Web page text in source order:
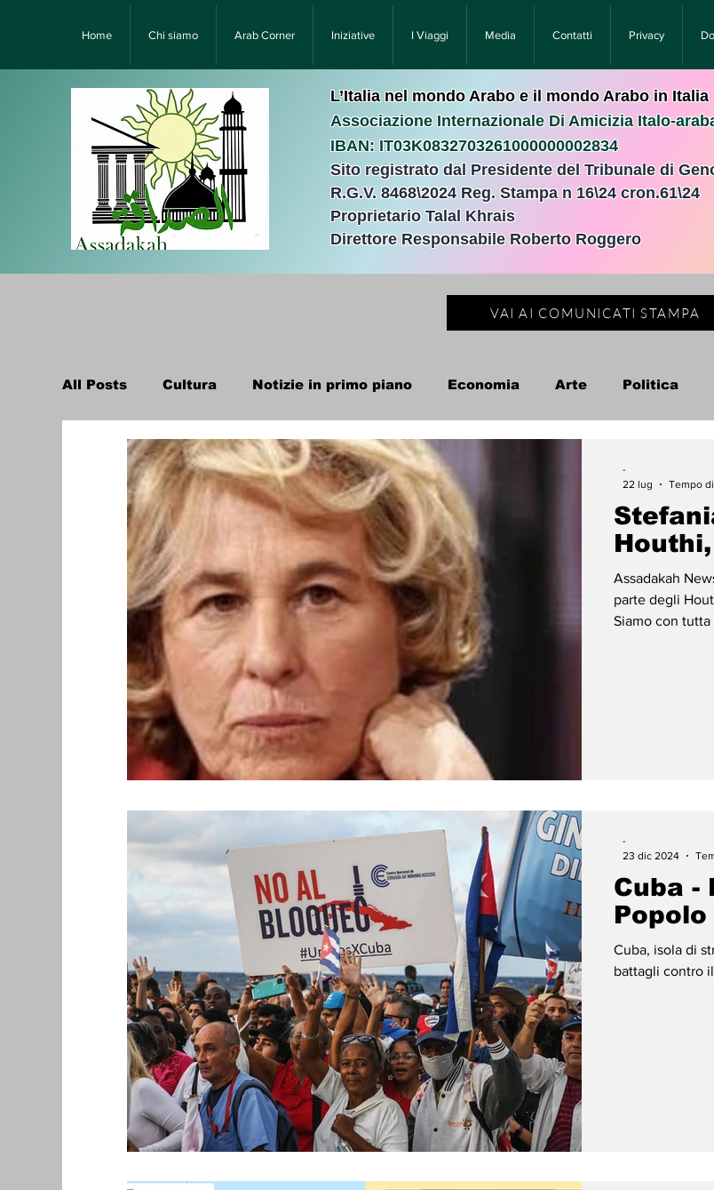
Home Chi siamo Arab Corner Iniziative I Viaggi Media Contatti Privacy
L’Italia nel mondo Arabo e il mondo Arabo in Italia
Associazione Internazionale Di Amicizia Italo-
IBAN: IT03K0832703261000000002834
Sito registrato dal Presidente del Tribunale di
R.G.V. 8468\2024 Reg. Stampa n 16\24 cron.61\24 ​
Proprietario Talal Khrais
Direttore Responsabile Roberto Roggero
VAI AI COMUNICATI STAMPA
All Posts Cultura Notizie in primo piano Economia Arte Politica
Նորություններ/Notizie Armene Comunicati Stampa
Migrazione e Rifugiati Sport Solidarietà Musica
Filosofia Mostre Festività Eventi Teatro Lega Araba
Relazioni Internazionali Conflitti e Pace Gastronomia
Assadakah
parte degli
Siamo con
-
22 lug
Tempo
Cuba -
Cuba, isola di
-
23 dic 2024